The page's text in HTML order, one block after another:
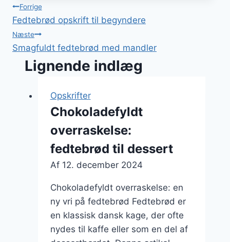
Indlægsnavigation
Forrige
Fedtebrød opskrift til begyndere
Næste
Smagfuldt fedtebrød med mandler
Lignende indlæg
Opskrifter
Chokoladefyldt
overraskelse:
fedtebrød til dessert
Af 12. december 2024
Chokoladefyldt overraskelse: en
ny vri på fedtebrød Fedtebrød er
en klassisk dansk kage, der ofte
nydes til kaffe eller som en del af